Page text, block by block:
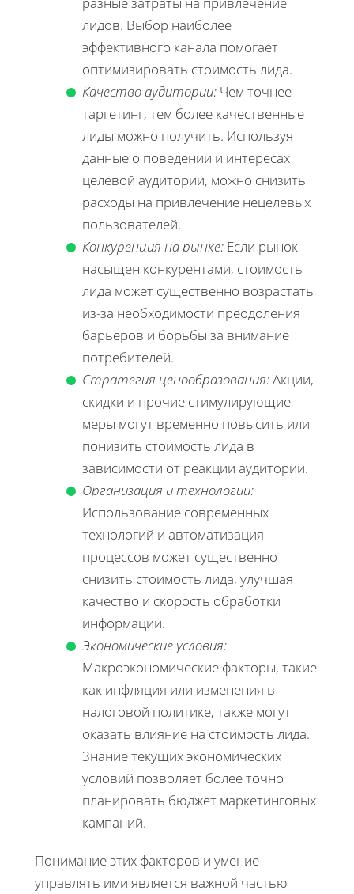
лидов. Выбор наиболее
эффективного канала помогает
оптимизировать стоимость лида.
Качество аудитории: Чем точнее
таргетинг, тем более качественные
лиды можно получить. Используя
данные о поведении и интересах
целевой аудитории, можно снизить
расходы на привлечение нецелевых
пользователей.
Конкуренция на рынке: Если рынок
насыщен конкурентами, стоимость
лида может существенно возрастать
из-за необходимости преодоления
барьеров и борьбы за внимание
потребителей.
Стратегия ценообразования:Акции,
скидки и прочие стимулирующие
меры могут временно повысить или
понизить стоимость лида в
зависимости от реакции аудитории.
Организация и технологии:
Использование современных
технологий и автоматизация
процессов может существенно
снизить стоимость лида, улучшая
качество и скорость обработки
информации.
Экономические условия:
Макроэкономические факторы, такие
как инфляция или изменения в
налоговой политике, также могут
оказать влияние на стоимость лида.
Знание текущих экономических
условий позволяет более точно
планировать бюджет маркетинговых
кампаний.
Понимание этих факторов и умение
управлять ими является важной частью